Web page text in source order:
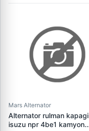
02B911023B
Mars Alternator
Alternator rulman kapagi
isuzu npr 4be1 kamyon